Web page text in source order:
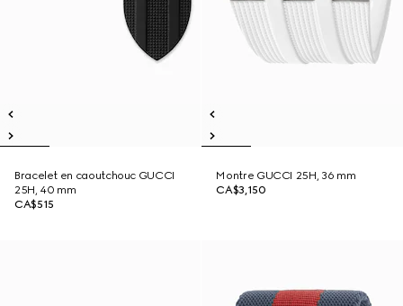
Bracelet en caoutchouc GUCCI
25H, 40 mm
CA$515
Montre GUCCI 25H, 36 mm
CA$3,150